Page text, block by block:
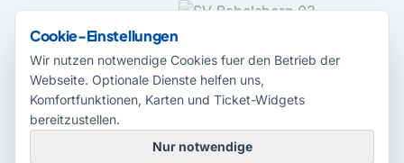
MEDIENPARTNER
Cookie-Einstellungen
Wir nutzen notwendige Cookies fuer den Betrieb der
Webseite. Optionale Dienste helfen uns,
Komfortfunktionen, Karten und Ticket-Widgets
bereitzustellen.
Nur notwendige